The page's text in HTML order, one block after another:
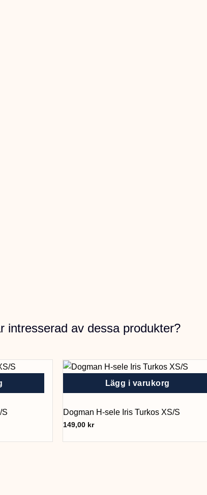
intresserad av dessa produkter?
S
Lägg i varukorg
Dogman H-sele Iris Turkos XS/S
149,00 kr